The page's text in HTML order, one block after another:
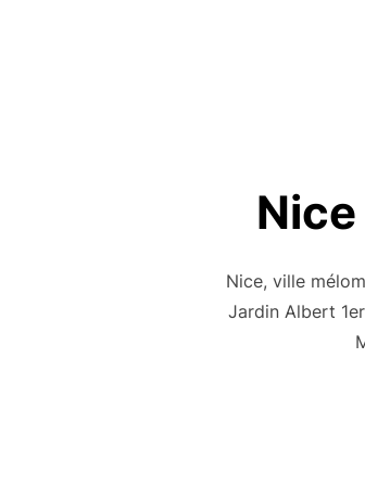
Nice, ville
Jardin Albert